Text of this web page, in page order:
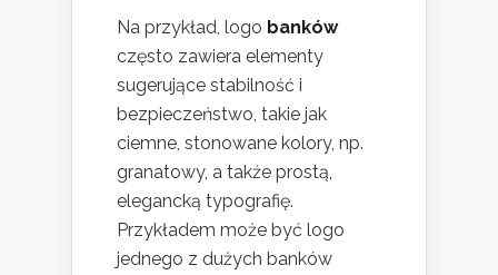
Na przykład, logo banków
często zawiera elementy
sugerujące stabilność i
bezpieczeństwo, takie jak
ciemne, stonowane kolory, np.
granatowy, a także prostą,
elegancką typografię.
Przykładem może być logo
jednego z dużych banków